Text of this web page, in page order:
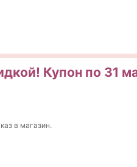
Купон по 31
в магазин.